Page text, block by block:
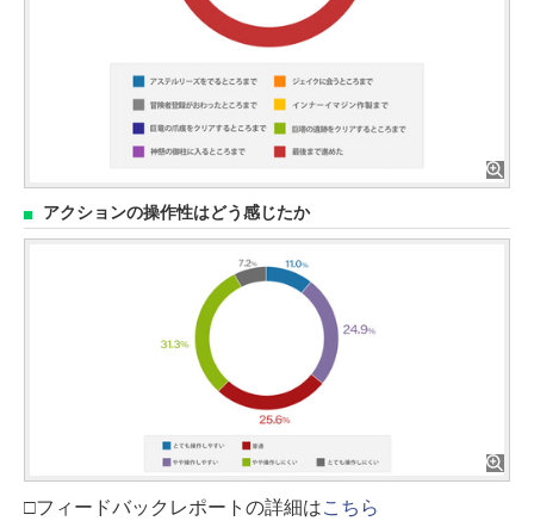
アクションの操作性はどう感じたか
□フィードバックレポートの詳細はこちら